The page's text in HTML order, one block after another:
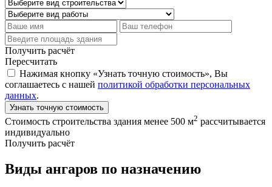
Получить расчёт
Пересчитать
Нажимая кнопку «Узнать точную стоимость», Вы
соглашаетесь с нашей политикой обработки персональных
данных.
Узнать точную стоимость
Стоимость строительства здания менее 500 м2 рассчитывается
индивидуально
Получить расчёт
Виды ангаров по назначению